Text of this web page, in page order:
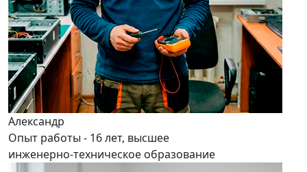
Александр
Опыт работы - 16 лет, высшее
инженерно-техническое образование